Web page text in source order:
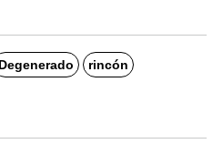
Degenerado rincón